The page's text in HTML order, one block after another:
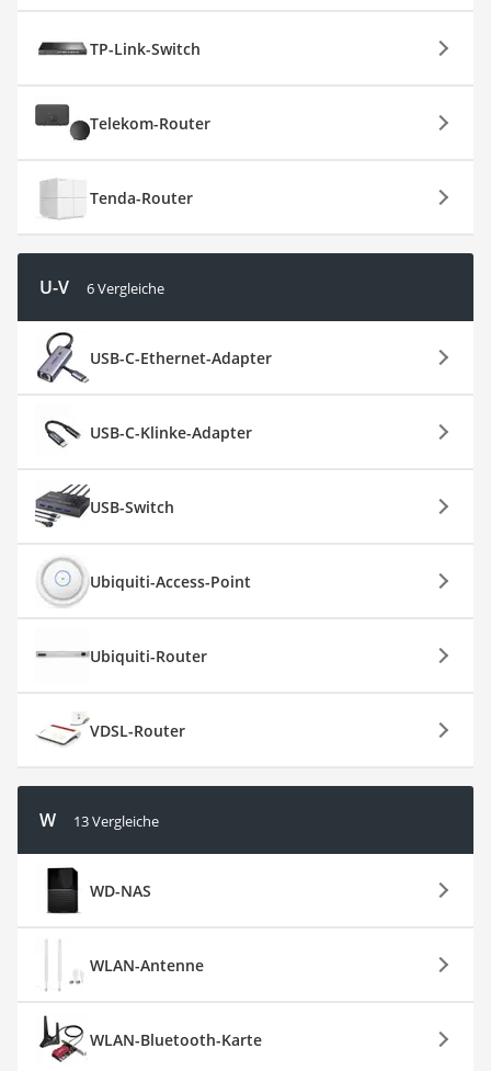
TP-Link-Switch
Telekom-Router
Tenda-Router
U-V 6 Vergleiche
USB-C-Ethernet-Adapter
USB-C-Klinke-Adapter
USB-Switch
Ubiquiti-Access-Point
Ubiquiti-Router
VDSL-Router
W 13 Vergleiche
WD-NAS
WLAN-Antenne
WLAN-Bluetooth-Karte